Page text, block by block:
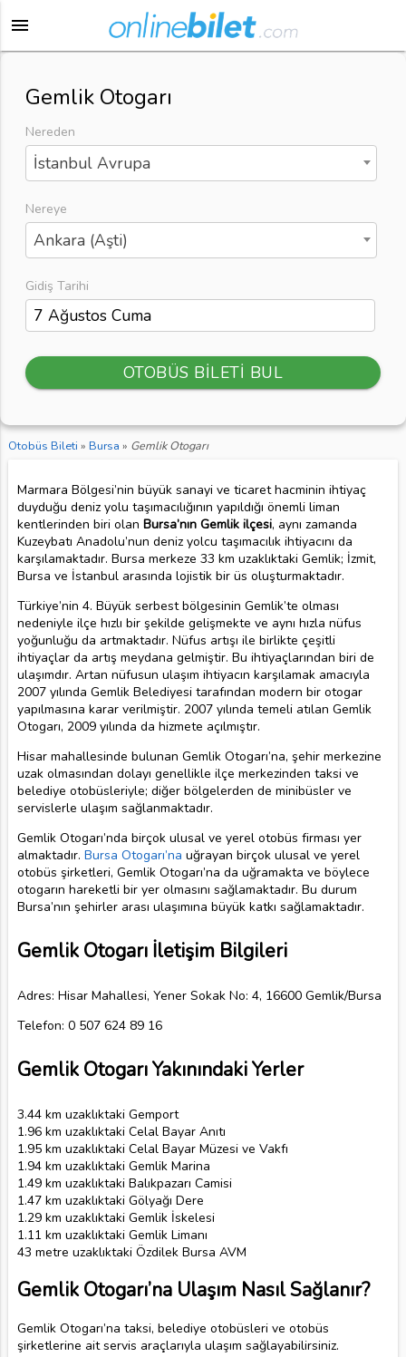
menu
Gemlik Otogarı
Nereden
İstanbul Avrupa
Nereye
Ankara (Aşti)
Gidiş Tarihi
OTOBÜS BİLETİ BUL
Otobüs Bileti » Bursa » Gemlik Otogarı
Marmara Bölgesi’nin büyük sanayi ve ticaret hacminin ihtiyaç
duyduğu deniz yolu taşımacılığının yapıldığı önemli liman
kentlerinden biri olan Bursa’nın Gemlik ilçesi, aynı zamanda
Kuzeybatı Anadolu’nun deniz yolcu taşımacılık ihtiyacını da
karşılamaktadır. Bursa merkeze 33 km uzaklıktaki Gemlik; İzmit,
Bursa ve İstanbul arasında lojistik bir üs oluşturmaktadır.
Türkiye’nin 4. Büyük serbest bölgesinin Gemlik’te olması
nedeniyle ilçe hızlı bir şekilde gelişmekte ve aynı hızla nüfus
yoğunluğu da artmaktadır. Nüfus artışı ile birlikte çeşitli
ihtiyaçlar da artış meydana gelmiştir. Bu ihtiyaçlarından biri de
ulaşımdır. Artan nüfusun ulaşım ihtiyacın karşılamak amacıyla
2007 yılında Gemlik Belediyesi tarafından modern bir otogar
yapılmasına karar verilmiştir. 2007 yılında temeli atılan Gemlik
Otogarı, 2009 yılında da hizmete açılmıştır.
Hisar mahallesinde bulunan Gemlik Otogarı’na, şehir merkezine
uzak olmasından dolayı genellikle ilçe merkezinden taksi ve
belediye otobüsleriyle; diğer bölgelerden de minibüsler ve
servislerle ulaşım sağlanmaktadır.
Gemlik Otogarı’nda birçok ulusal ve yerel otobüs firması yer
almaktadır. Bursa Otogarı’na uğrayan birçok ulusal ve yerel
otobüs şirketleri, Gemlik Otogarı’na da uğramakta ve böylece
otogarın hareketli bir yer olmasını sağlamaktadır. Bu durum
Bursa’nın şehirler arası ulaşımına büyük katkı sağlamaktadır.
Gemlik Otogarı İletişim Bilgileri
Adres: Hisar Mahallesi, Yener Sokak No: 4, 16600 Gemlik/Bursa
Telefon: 0 507 624 89 16
Gemlik Otogarı Yakınındaki Yerler
3.44 km uzaklıktaki Gemport
1.96 km uzaklıktaki Celal Bayar Anıtı
1.95 km uzaklıktaki Celal Bayar Müzesi ve Vakfı
1.94 km uzaklıktaki Gemlik Marina
1.49 km uzaklıktaki Balıkpazarı Camisi
1.47 km uzaklıktaki Gölyağı Dere
1.29 km uzaklıktaki Gemlik İskelesi
1.11 km uzaklıktaki Gemlik Limanı
43 metre uzaklıktaki Özdilek Bursa AVM
Gemlik Otogarı’na Ulaşım Nasıl Sağlanır?
Gemlik Otogarı’na taksi, belediye otobüsleri ve otobüs
şirketlerine ait servis araçlarıyla ulaşım sağlayabilirsiniz.